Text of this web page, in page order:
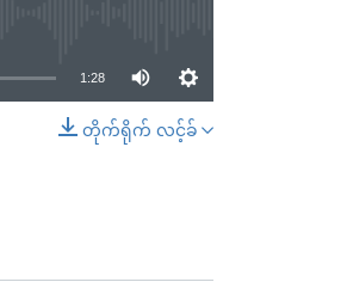
SHARE
1:28
တိုက်ရိုက် လင့်ခ်